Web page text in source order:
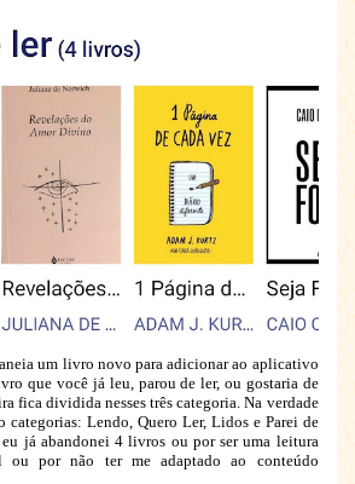
um livro novo para adicionar ao aplicativo
que você já leu, parou de ler, ou gostaria de
fica dividida nesses três categoria. Na verdade
Lendo, Quero Ler, Lidos e Parei de
já abandonei 4 livros ou por ser uma leitura
ou por não ter me adaptado ao conteúdo